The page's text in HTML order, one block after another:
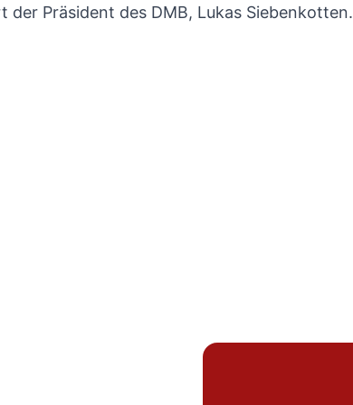
der Präsident des DMB, Lukas Siebenkotten.